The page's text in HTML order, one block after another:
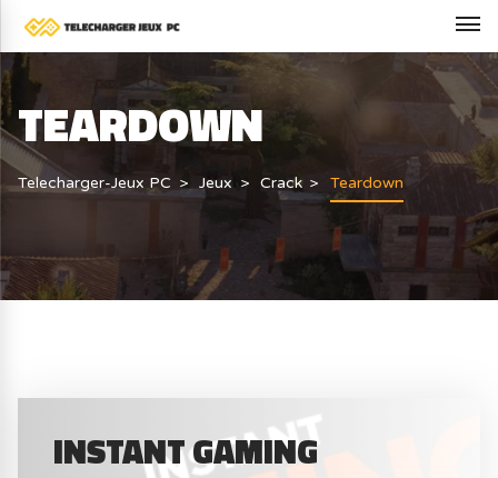
TEARDOWN
Telecharger-Jeux PC Jeux Crack Teardown
INSTANT GAMING